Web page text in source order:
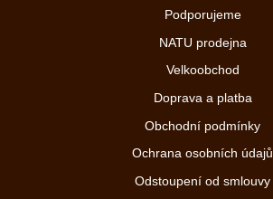
Podporujeme
NATU prodejna
Velkoobchod
Doprava a platba
Obchodní podmínky
Ochrana osobních údajů
Odstoupení od smlouvy